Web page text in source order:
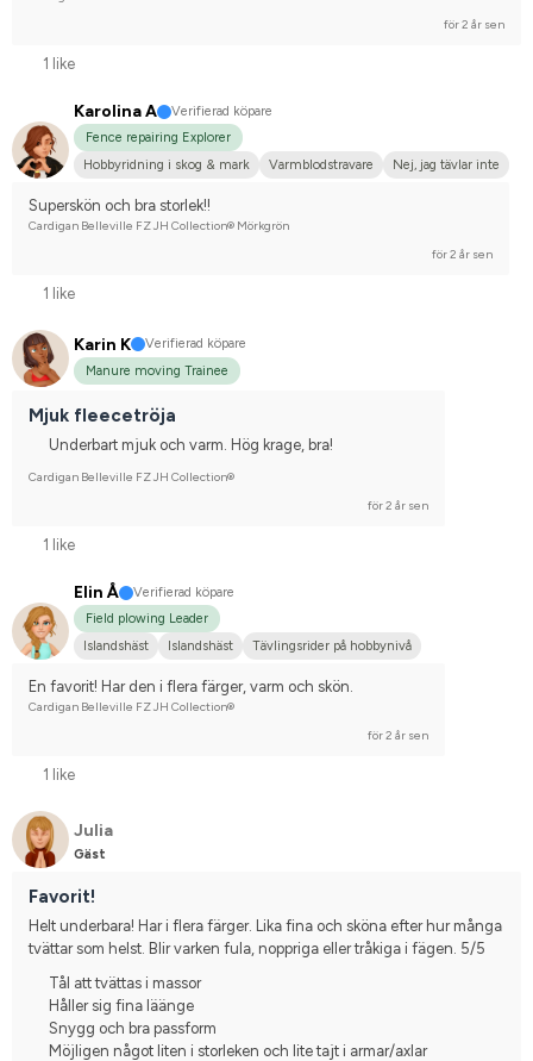
för 2 år sen
1 like
Karolina A
Verifierad köpare
Fence repairing Explorer
Hobbyridning i skog & mark
Varmblodstravare Nej, jag tävlar inte
Superskön och bra storlek!!
Cardigan Belleville FZ JH Collection® Mörkgrön
för 2 år sen
1 like
Karin K
Verifierad köpare
Manure moving Trainee
Mjuk fleecetröja
Underbart mjuk och varm. Hög krage, bra!
Cardigan Belleville FZ JH Collection®
för 2 år sen
1 like
Elin Å
Verifierad köpare
Field plowing Leader
Islandshäst
Islandshäst Tävlingsrider på hobbynivå
En favorit! Har den i flera färger, varm och skön.
Cardigan Belleville FZ JH Collection®
för 2 år sen
1 like
Julia
Gäst
Favorit!
Helt underbara! Har i flera färger. Lika fina och sköna efter hur många
tvättar som helst. Blir varken fula, noppriga eller tråkiga i fägen. 5/5
Tål att tvättas i massor
Håller sig fina läänge
Snygg och bra passform
Möjligen något liten i storleken och lite tajt i armar/axlar